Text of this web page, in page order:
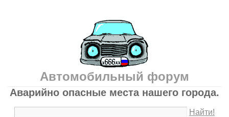
Автомобильный форум
Аварийно опасные места нашего города.
Найти!